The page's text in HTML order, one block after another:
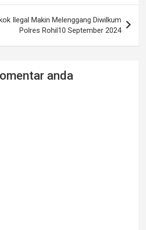
Ilegal Makin Melenggang Diwilkum
Polres Rohil10 September 2024
anda